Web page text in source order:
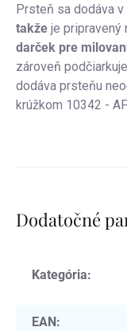
Prsteň sa dodáva v
takže je pripravený
darček pre
zároveň
dodáva prsteňu
krúžkom 10342 -
Dodatočné
Kategória:
EAN :